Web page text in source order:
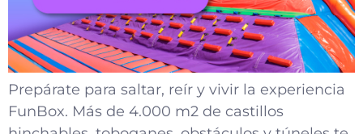
Prepárate para saltar, reír y vivir la experiencia
FunBox. Más de 4.000 m2 de castillos